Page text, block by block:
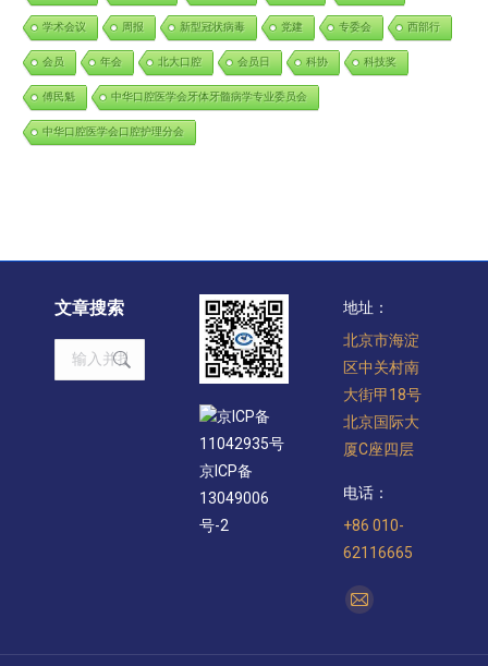
学术会议 周报 新型冠状病毒 党建 专委会 西部行
会员 年会 北大口腔 会员日 科协 科技奖
傅民魁 中华口腔医学会牙体牙髓病学专业委员会
中华口腔医学会口腔护理分会
文章搜索
Search:
京ICP备
11042935号
京ICP备
13049006
号-2
地址：
北京市海淀
区中关村南
大街甲18号
北京国际大
厦C座四层
电话：
+86 010-
62116665
找到我们：
Mail